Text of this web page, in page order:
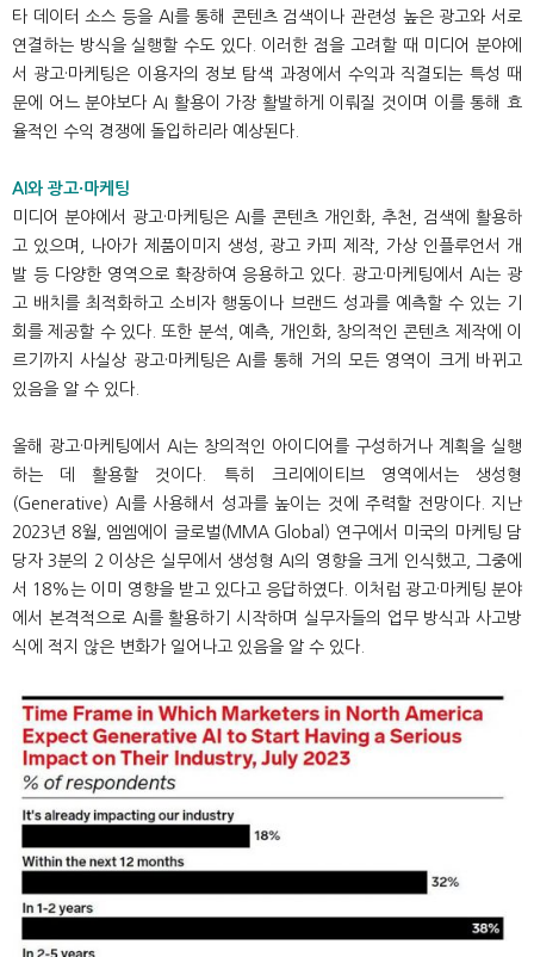
타 데이터 소스 등을 AI를 통해 콘텐츠 검색이나 관련성 높은 광고와 서로
연결하는 방식을 실행할 수도 있다. 이러한 점을 고려할 때 미디어 분야에
서 광고·마케팅은 이용자의 정보 탐색 과정에서 수익과 직결되는 특성 때
문에 어느 분야보다 AI 활용이 가장 활발하게 이뤄질 것이며 이를 통해 효
율적인 수익 경쟁에 돌입하리라 예상된다.
AI와 광고·마케팅
미디어 분야에서 광고·마케팅은 AI를 콘텐츠 개인화, 추천, 검색에 활용하
고 있으며, 나아가 제품이미지 생성, 광고 카피 제작, 가상 인플루언서 개
발 등 다양한 영역으로 확장하여 응용하고 있다. 광고·마케팅에서 AI는 광
고 배치를 최적화하고 소비자 행동이나 브랜드 성과를 예측할 수 있는 기
회를 제공할 수 있다. 또한 분석, 예측, 개인화, 창의적인 콘텐츠 제작에 이
르기까지 사실상 광고·마케팅은 AI를 통해 거의 모든 영역이 크게 바뀌고
있음을 알 수 있다.
올해 광고·마케팅에서 AI는 창의적인 아이디어를 구성하거나 계획을 실행
하는 데 활용할 것이다. 특히 크리에이티브 영역에서는 생성형
(Generative) AI를 사용해서 성과를 높이는 것에 주력할 전망이다. 지난
2023년 8월, 엠엠에이 글로벌(MMA Global) 연구에서 미국의 마케팅 담
당자 3분의 2 이상은 실무에서 생성형 AI의 영향을 크게 인식했고, 그중에
서 18%는 이미 영향을 받고 있다고 응답하였다. 이처럼 광고·마케팅 분야
에서 본격적으로 AI를 활용하기 시작하며 실무자들의 업무 방식과 사고방
식에 적지 않은 변화가 일어나고 있음을 알 수 있다.